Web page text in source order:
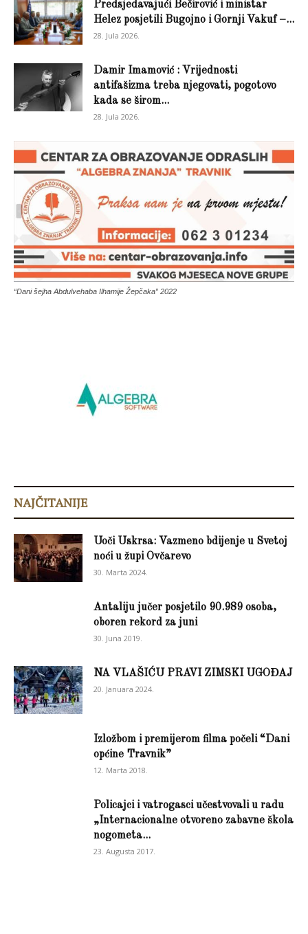
Predsjedavajući Bečirović i ministar
Helez posjetili Bugojno i Gornji Vakuf –...
28. Jula 2026.
Damir Imamović : Vrijednosti
antifašizma treba njegovati, pogotovo
kada se širom...
28. Jula 2026.
“Dani šejha Abdulvehaba Ilhamije Žepčaka” 2022
NAJČITANIJE
Uoči Uskrsa: Vazmeno bdijenje u Svetoj
noći u župi Ovčarevo
30. Marta 2024.
Antaliju jučer posjetilo 90.989 osoba,
oboren rekord za juni
30. Juna 2019.
NA VLAŠIĆU PRAVI ZIMSKI UGOĐAJ
20. Januara 2024.
Izložbom i premijerom filma počeli “Dani
općine Travnik”
12. Marta 2018.
Policajci i vatrogasci učestvovali u radu
„Internacionalne otvoreno zabavne škola
nogometa...
23. Augusta 2017.